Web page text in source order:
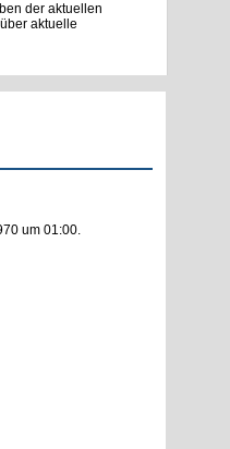
der aktuellen
aktuelle
um 01:00.